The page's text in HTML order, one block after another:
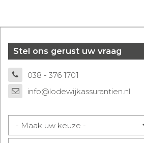
Stel ons gerust uw vraag
038 - 376 1701
info@lodewijkassurantien.nl